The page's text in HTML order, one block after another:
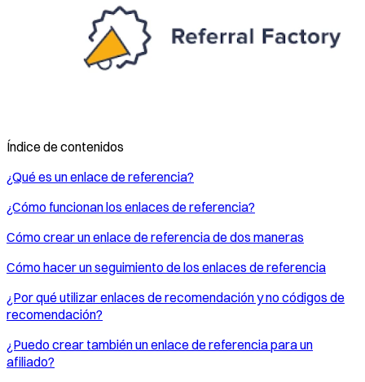
Índice de contenidos
¿Qué es un enlace de referencia?
¿Cómo funcionan los enlaces de referencia?
Cómo crear un enlace de referencia de dos maneras
Cómo hacer un seguimiento de los enlaces de referencia
¿Por qué utilizar enlaces de recomendación y no códigos de
recomendación?
¿Puedo crear también un enlace de referencia para un
afiliado?